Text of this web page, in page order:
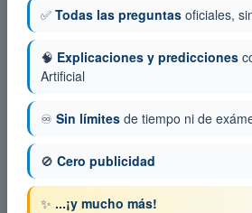
✅ Todas las preguntas oficiales,
🧠 Explicaciones y predicciones
Artificial
♾️ Sin límites de tiempo ni de
🚫 Cero publicidad
✨ ...¡y mucho más!